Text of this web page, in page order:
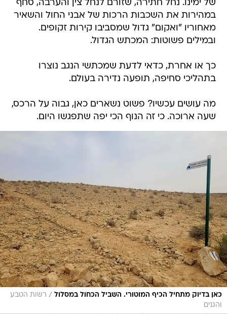
של ימינו. נחל חתירה, שזורם לנחל צין והערבה, סחף
במהירות את השכבות הרכות של אבני החול והשאיר
מאחוריו "ואקום" גדול שמסביבו קירות זקופים.
ובמילים פשוטות: המכתש הגדול.
כך או אחרת, כדאי לדעת שמכתשי הנגב נוצרו
בתהליכי סחיפה, תופעה נדירה בעולם.
מה עושים עכשיו? פשוט נשארים כאן, גבוה על הרכס,
שעה ארוכה. כי זה הנוף הכי יפה שתפגשו היום.
כאן בדיוק מתחיל הכיף המוטורי. השביל הכחול במסלול / רשות הטבע
והגנים